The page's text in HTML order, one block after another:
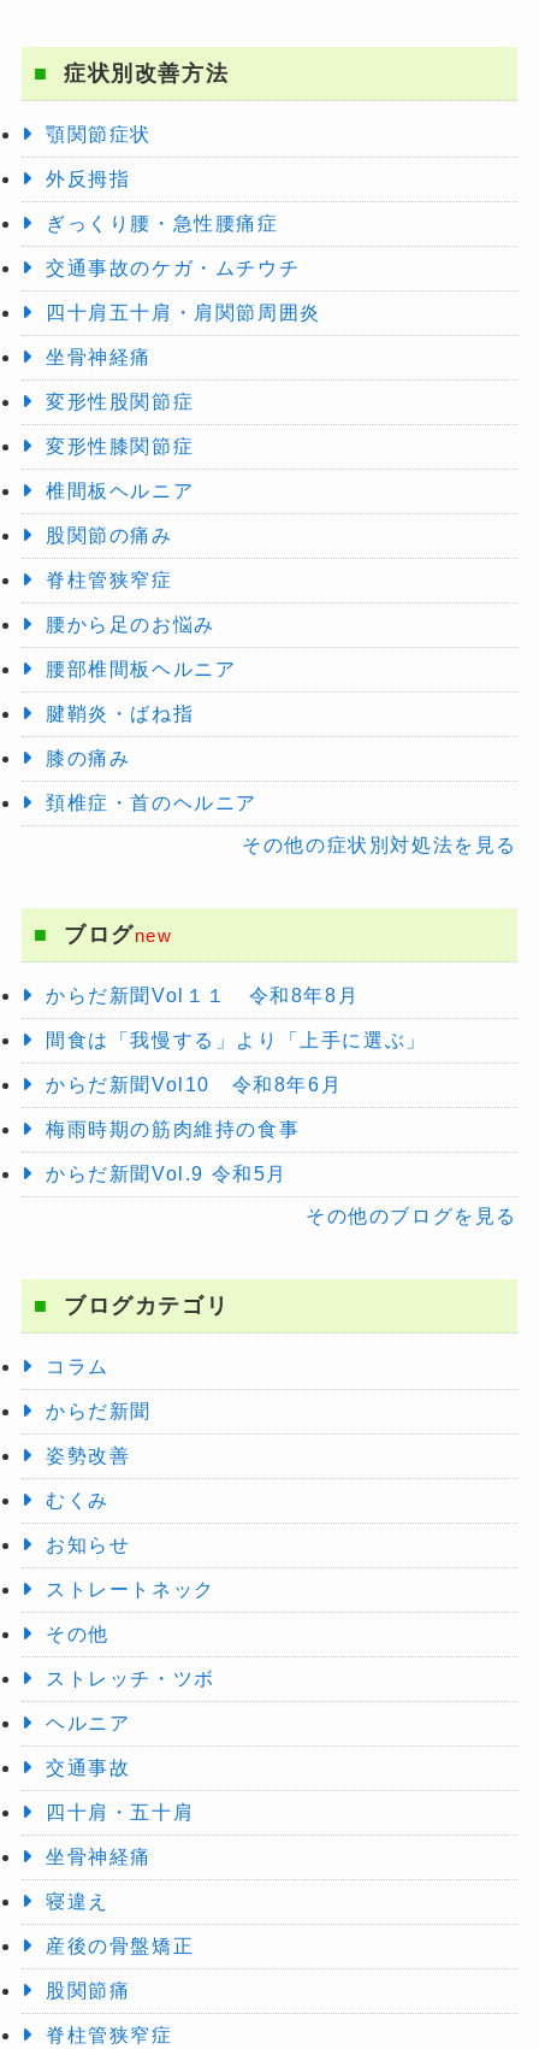
症状別改善方法
顎関節症状
外反拇指
ぎっくり腰・急性腰痛症
交通事故のケガ・ムチウチ
四十肩五十肩・肩関節周囲炎
坐骨神経痛
変形性股関節症
変形性膝関節症
椎間板ヘルニア
股関節の痛み
脊柱管狭窄症
腰から足のお悩み
腰部椎間板ヘルニア
腱鞘炎・ばね指
膝の痛み
頚椎症・首のヘルニア
その他の症状別対処法を見る
ブログnew
からだ新聞Vol１１ 令和8年8月
間食は「我慢する」より「上手に選ぶ」
からだ新聞Vol10 令和8年6月
梅雨時期の筋肉維持の食事
からだ新聞Vol.9 令和5月
その他のブログを見る
ブログカテゴリ
コラム
からだ新聞
姿勢改善
むくみ
お知らせ
ストレートネック
その他
ストレッチ・ツボ
ヘルニア
交通事故
四十肩・五十肩
坐骨神経痛
寝違え
産後の骨盤矯正
股関節痛
脊柱管狭窄症